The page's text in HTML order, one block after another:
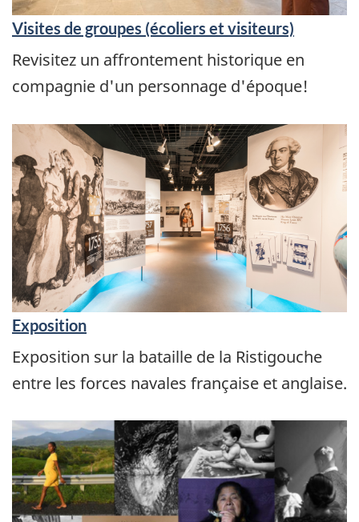
Visites de groupes (écoliers et visiteurs)
Revisitez un affrontement historique en
compagnie d'un personnage d'époque!
Exposition
Exposition sur la bataille de la Ristigouche
entre les forces navales française et anglaise.